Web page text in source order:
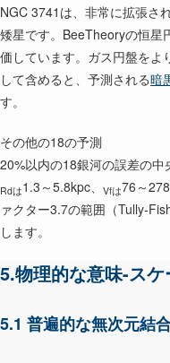
NGC 3741は、非常に拡張さ
矮星です。BeeTheoryの恒星
価しています。ガス円盤をよ
して含めると、予測される暗
す。
その他の18の予測
20%以内の18銀河の誤差の中
Rdは1.3～5.8kpc、 Vfは76～
ァクター3.7の範囲（Tully-
します。
5.物理的な意味-ス
5.1 普遍的な無次元結